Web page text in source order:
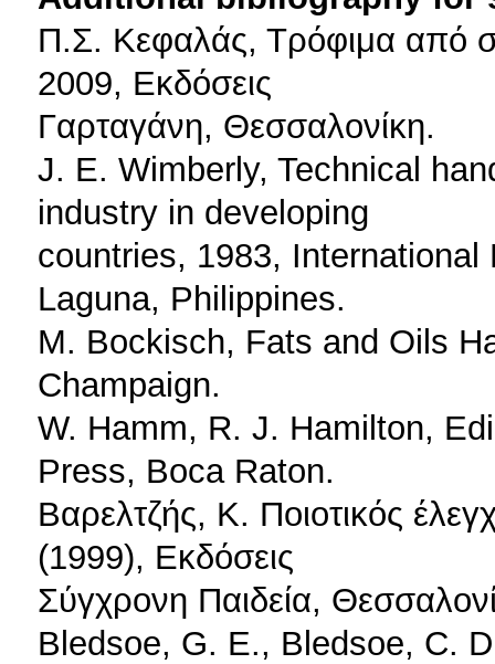
Π.Σ. Κεφαλάς, Τρόφιμα από
2009, Εκδόσεις
Γαρταγάνη, Θεσσαλονίκη.
J. E. Wimberly, Technical
industry in developing
countries, 1983,
Laguna, Philippines.
M. Bockisch, Fats and Oils
Champaign.
W. Hamm, R. J. Hamilton,
Press, Boca Raton.
Βαρελτζής, Κ. Ποιοτικός
(1999), Εκδόσεις
Σύγχρονη Παιδεία,
Bledsoe, G. E., Bledsoe, C.